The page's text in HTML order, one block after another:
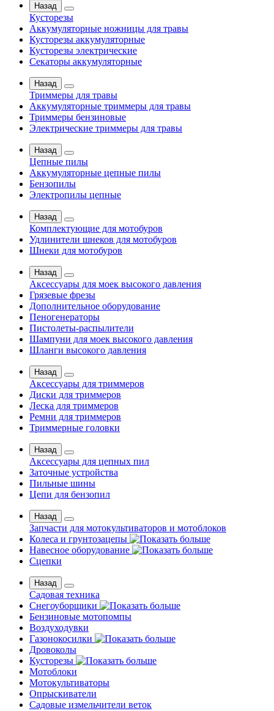
Назад
Кусторезы
Аккумуляторные ножницы для травы
Кусторезы аккумуляторные
Кусторезы электрические
Секаторы аккумуляторные
Назад
Триммеры для травы
Аккумуляторные триммеры для травы
Триммеры бензиновые
Электрические триммеры для травы
Назад
Цепные пилы
Аккумуляторные цепные пилы
Бензопилы
Электропилы цепные
Назад
Комплектующие для мотобуров
Удлинители шнеков для мотобуров
Шнеки для мотобуров
Назад
Аксессуары для моек высокого давления
Грязевые фрезы
Дополнительное оборудование
Пеногенераторы
Пистолеты-распылители
Шампуни для моек высокого давления
Шланги высокого давления
Назад
Аксессуары для триммеров
Диски для триммеров
Леска для триммеров
Ремни для триммеров
Триммерные головки
Назад
Аксессуары для цепных пил
Заточные устройства
Пильные шины
Цепи для бензопил
Назад
Запчасти для мотокультиваторов и мотоблоков
Колеса и грунтозацепы
Навесное оборудование
Сцепки
Назад
Садовая техника
Снегоуборщики
Бензиновые мотопомпы
Воздуходувки
Газонокосилки
Дровоколы
Кусторезы
Мотоблоки
Мотокультиваторы
Опрыскиватели
Садовые измельчители веток